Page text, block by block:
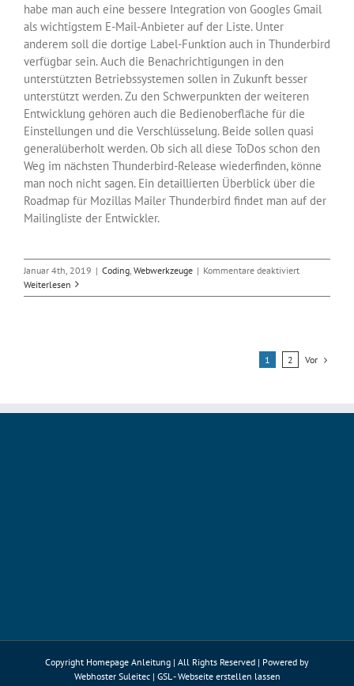
habe man auch eine bessere Integration von Googles Gmail
als wichtigstem E-Mail-Anbieter auf der Liste. Unter
anderem soll die dortige Label-Funktion auch in Thunderbird
verfügbar sein. Auch die Benachrichtigungen in den
unterstützten Betriebssystemen sollen in Zukunft besser
unterstützt werden. Zu den Schwerpunkten der weiteren
Entwicklung gehören auch die Bedienoberfläche für die
Einstellungen und die Verschlüsselung. Beide sollen quasi
generalüberholt werden. Ob sich all diese ToDos schon den
Weg im nächsten Thunderbird-Release wiederfinden, könne
man noch nicht sagen. Ein detaillierten Überblick über die
Roadmap für Mozillas Mailer Thunderbird findet man auf der
Mailingliste der Entwickler.
Januar 4th, 2019 | Coding Webwerkzeuge | Kommentare deaktiviertfür
Entwickler
Client
Weiterlesen
1 2 Vor
Copyright Homepage Anleitung | All Rights Reserved | Powered by
Webhoster Suleitec| GSL - Webseite erstellen lassen